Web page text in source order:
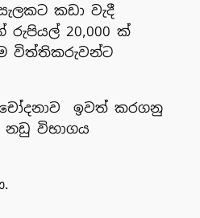
කඩා වැදී
20,000 ක්
විත්තිකරුවන්ට
ඉවත් කරගනු
නඩු විභාගය